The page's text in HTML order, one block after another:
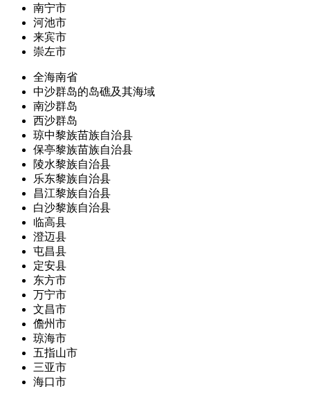
南宁市
河池市
来宾市
崇左市
全海南省
中沙群岛的岛礁及其海域
南沙群岛
西沙群岛
琼中黎族苗族自治县
保亭黎族苗族自治县
陵水黎族自治县
乐东黎族自治县
昌江黎族自治县
白沙黎族自治县
临高县
澄迈县
屯昌县
定安县
东方市
万宁市
文昌市
儋州市
琼海市
五指山市
三亚市
海口市